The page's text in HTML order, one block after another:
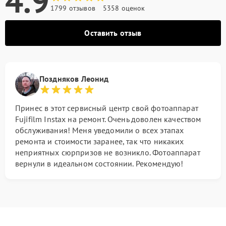
1799 отзывов 5358 оценок
Оставить отзыв
Поздняков Леонид
Принес в этот сервисный центр свой фотоаппарат
Fujifilm Instax на ремонт. Очень доволен качеством
обслуживания! Меня уведомили о всех этапах
ремонта и стоимости заранее, так что никаких
неприятных сюрпризов не возникло. Фотоаппарат
вернули в идеальном состоянии. Рекомендую!